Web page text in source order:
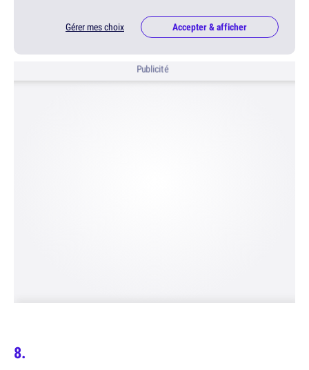
Gérer mes choix Accepter & afficher
Publicité